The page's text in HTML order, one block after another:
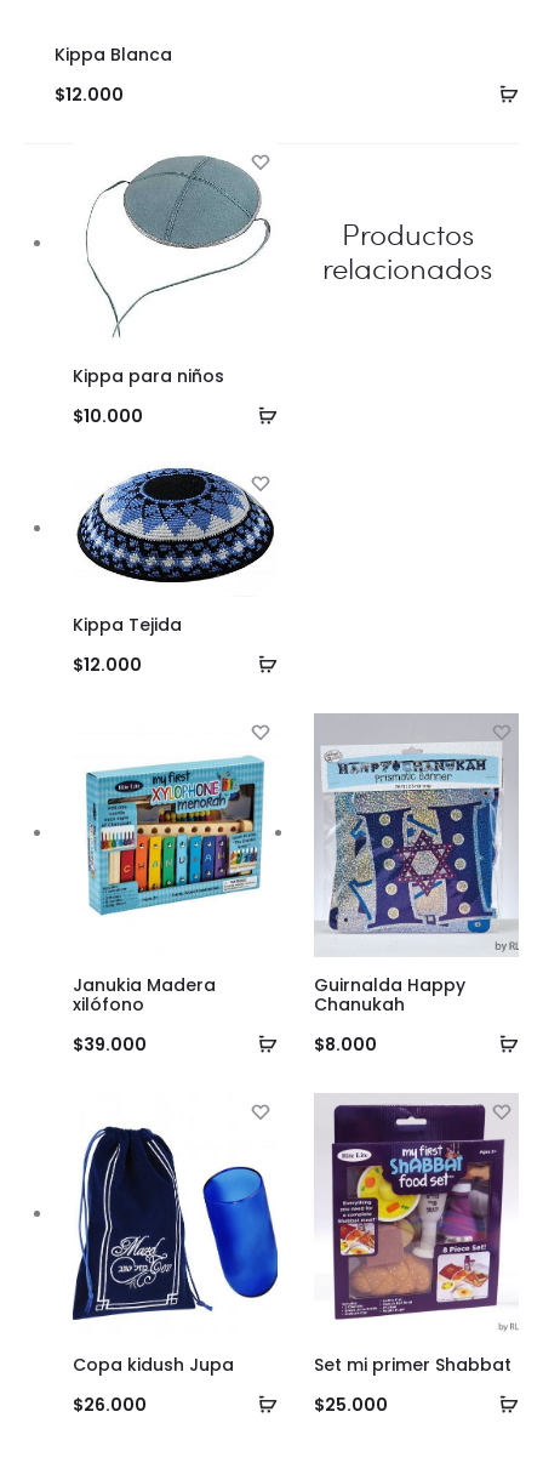
Kippa Blanca
$12.000
Añadir
Kippa para niños
$10.000
Añadir
Kippa Tejida
$12.000
Productos
relacionados
Añadir
carrito
Janukia Madera
xilófono
$39.000
Guirnalda Happy
Chanukah
$8.000
Añadir
Copa kidush Jupa
$26.000
Set mi primer Shabbat
$25.000